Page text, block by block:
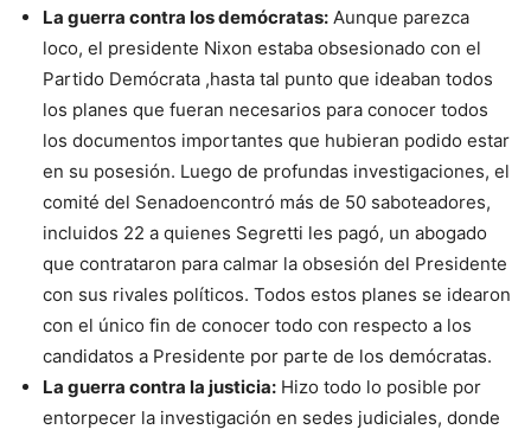
La guerra contra los demócratas: Aunque parezca
loco, el presidente Nixon estaba obsesionado con el
Partido Demócrata ,hasta tal punto que ideaban todos
los planes que fueran necesarios para conocer todos
los documentos importantes que hubieran podido estar
en su posesión. Luego de profundas investigaciones, el
comité del Senadoencontró más de 50 saboteadores,
incluidos 22 a quienes Segretti les pagó, un abogado
que contrataron para calmar la obsesión del Presidente
con sus rivales políticos. Todos estos planes se idearon
con el único fin de conocer todo con respecto a los
candidatos a Presidente por parte de los demócratas.
La guerra contra la justicia: Hizo todo lo posible por
entorpecer la investigación en sedes judiciales, donde